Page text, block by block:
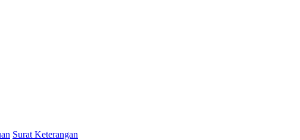
Surat Keterangan